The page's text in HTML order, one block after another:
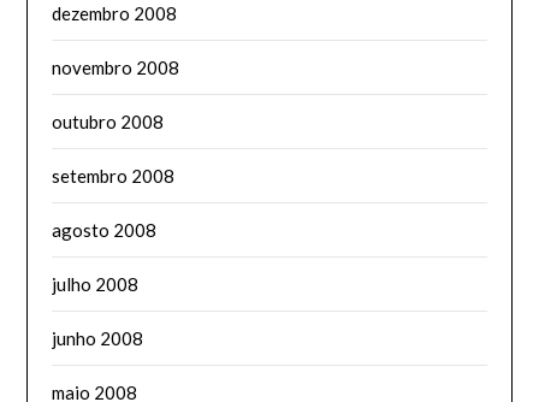
dezembro 2008
novembro 2008
outubro 2008
setembro 2008
agosto 2008
julho 2008
junho 2008
maio 2008